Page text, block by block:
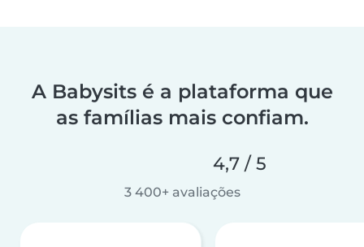
A Babysits é a plataforma que
as famílias mais confiam.
4,7 / 5
3 400+ avaliações